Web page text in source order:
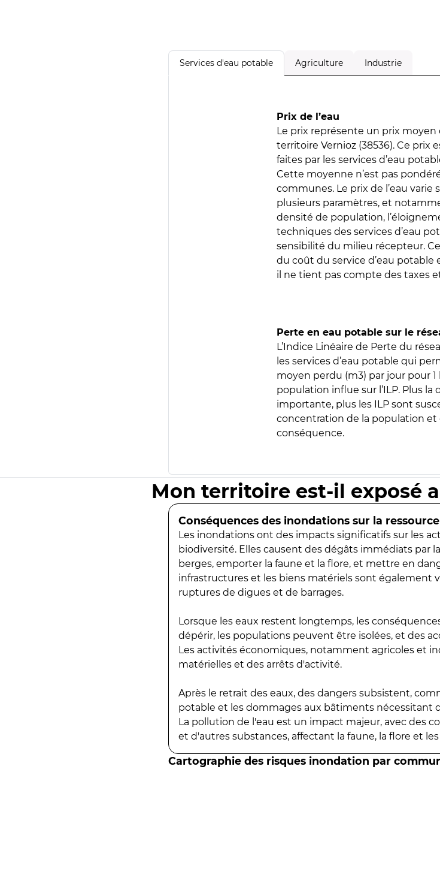
Services d'eau potable Agriculture Industrie
Prix de l’eau
Le prix représente un prix
territoire Vernioz (38536). Ce prix
faites par les services d’eau
Cette moyenne n’est pas
communes. Le prix de l’eau
plusieurs paramètres, et
densité de population,
techniques des services d’eau
sensibilité du milieu récepteur.
du coût du service d’eau
il ne tient pas compte des taxes
Perte en eau potable sur le
L’Indice Linéaire de Perte du
les services d’eau potable qui
moyen perdu (m3) par jour pour
population influe sur l’ILP. Plus
importante, plus les ILP sont
concentration de la population
conséquence.
Mon territoire est-il exposé
Conséquences des inondations sur la
Les inondations ont des impacts significatifs sur les
biodiversité. Elles causent des dégâts immédiats par
berges, emporter la faune et la flore, et mettre en
infrastructures et les biens matériels sont également
ruptures de digues et de barrages.
Lorsque les eaux restent longtemps, les
dépérir, les populations peuvent être isolées, et des
Les activités économiques, notamment agricoles et
matérielles et des arrêts d'activité.
Après le retrait des eaux, des dangers subsistent,
potable et les dommages aux bâtiments nécessitant
La pollution de l'eau est un impact majeur, avec des
et d'autres substances, affectant la faune, la flore et
Cartographie des risques inondation par